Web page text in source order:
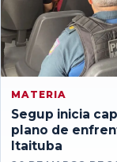
MATERIA
Segup inicia
plano de
Itaituba